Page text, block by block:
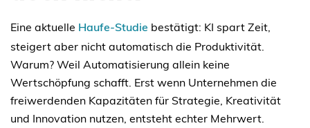
Eine aktuelle Haufe-Studie bestätigt: KI spart Zeit,
steigert aber nicht automatisch die Produktivität.
Warum? Weil Automatisierung allein keine
Wertschöpfung schafft. Erst wenn Unternehmen die
freiwerdenden Kapazitäten für Strategie, Kreativität
und Innovation nutzen, entsteht echter Mehrwert.